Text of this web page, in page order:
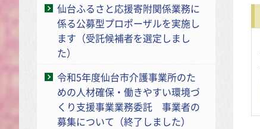
仙台ふるさと応援寄附関係業務に
係る公募型プロポーザルを実施し
ます（受託候補者を選定しまし
た）
令和5年度仙台市介護事業所のた
めの人材確保・働きやすい環境づ
くり支援事業業務委託 事業者の
募集について（終了しました）